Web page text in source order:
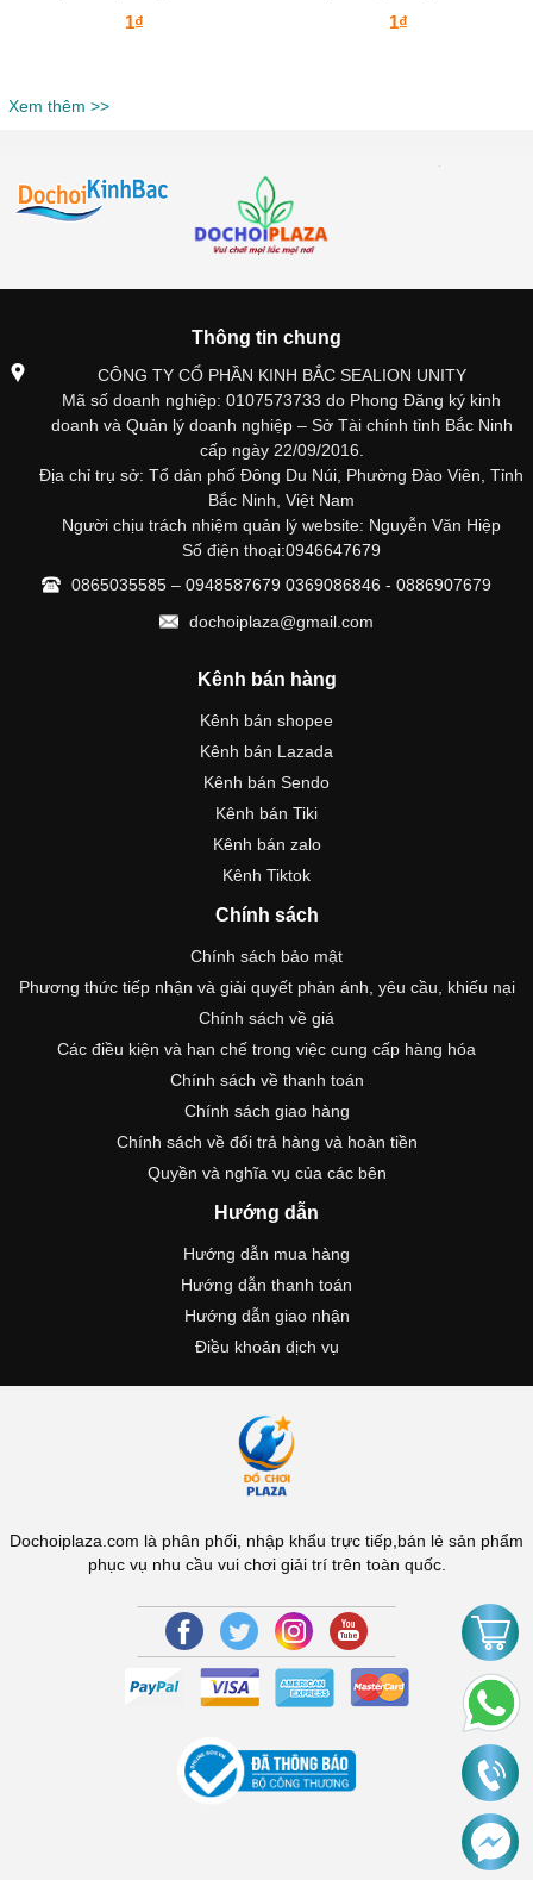
1₫ 1₫
Xem thêm >>
Thông tin chung
CÔNG TY CỔ PHẦN KINH BẮC SEALION UNITY
Mã số doanh nghiệp: 0107573733 do Phong Đăng ký kinh
doanh và Quản lý doanh nghiệp – Sở Tài chính tỉnh Bắc Ninh
cấp ngày 22/09/2016.
Địa chỉ trụ sở: Tổ dân phố Đông Du Núi, Phường Đào Viên, Tỉnh
Bắc Ninh, Việt Nam
Người chịu trách nhiệm quản lý website: Nguyễn Văn Hiệp
Số điện thoại:0946647679
0865035585 – 0948587679 0369086846 - 0886907679
dochoiplaza@gmail.com
Kênh bán hàng
Kênh bán shopee
Kênh bán Lazada
Kênh bán Sendo
Kênh bán Tiki
Kênh bán zalo
Kênh Tiktok
Chính sách
Chính sách bảo mật
Phương thức tiếp nhận và giải quyết phản ánh, yêu cầu, khiếu nại
Chính sách về giá
Các điều kiện và hạn chế trong việc cung cấp hàng hóa
Chính sách về thanh toán
Chính sách giao hàng
Chính sách về đổi trả hàng và hoàn tiền
Quyền và nghĩa vụ của các bên
Hướng dẫn
Hướng dẫn mua hàng
Hướng dẫn thanh toán
Hướng dẫn giao nhận
Điều khoản dịch vụ
Dochoiplaza.com là phân phối, nhập khẩu trực tiếp,bán lẻ sản phẩm
phục vụ nhu cầu vui chơi giải trí trên toàn quốc.